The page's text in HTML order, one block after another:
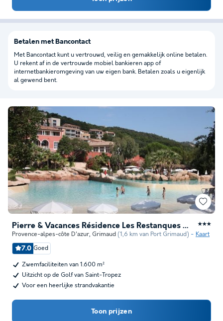
Pierre & Vacances Résidence Les Restanques du Golfe de Saint-Tropez ★★★
Provence-alpes-côte D'azur, Grimaud (1,6 km van Port Grimaud) Kaart
7.0 Goed
Zwemfaciliteiten van 1.600 m²
Uitzicht op de Golf van Saint-Tropez
Voor een heerlijke strandvakantie
Toon prijzen
Betalen met Bancontact
Met Bancontact kunt u vertrouwd, veilig en gemakkelijk online betalen.
U rekent af in de vertrouwde mobiel bankieren app of
internetbankieromgeving van uw eigen bank. Betalen zoals u eigenlijk
al gewend bent.